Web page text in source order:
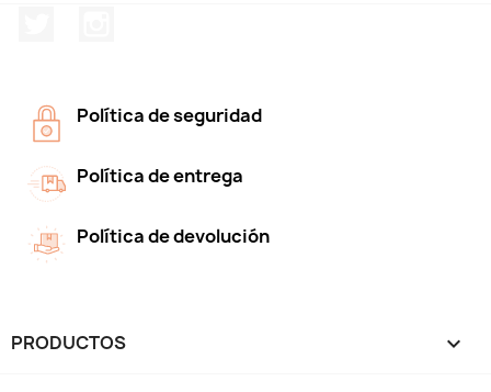
Política de seguridad
Política de entrega
Política de devolución
PRODUCTOS 